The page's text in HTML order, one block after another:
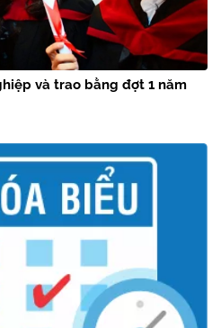
và trao bằng đợt 1 năm